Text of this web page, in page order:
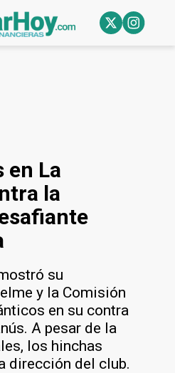
en La
la
su
y la Comisión
en su contra
A pesar de la
los hinchas
dirección del club.